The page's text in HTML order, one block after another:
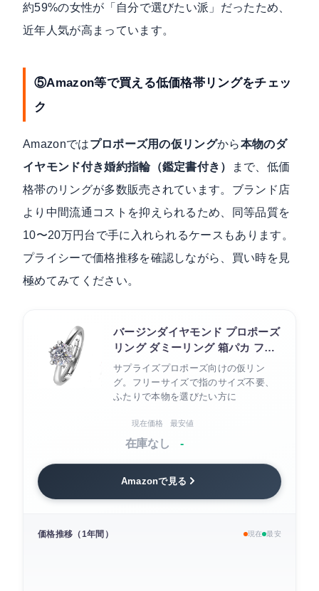
約59%の女性が「自分で選びたい派」だったため、
近年人気が高まっています。
⑤Amazon等で買える低価格帯リングをチェッ
ク
Amazonではプロポーズ用の仮リングから本物のダ
イヤモンド付き婚約指輪（鑑定書付き）
まで、低価
格帯のリングが多数販売されています。ブランド店
より中間流通コストを抑えられるため、同等品質を
10〜20万円台で手に入れられるケースもあります。
プライシーで価格推移を確認しながら、買い時を見
極めてみてください。
バージンダイヤモンド プロポーズ
リング ダミーリング 箱パカ フリ
ーサイズ
サプライズプロポーズ向けの仮リン
グ。フリーサイズで指のサイズ不要、
ふたりで本物を選びたい方に
現在価格
在庫なし
最安値
-
Amazonで見る
価格推移（1年間） 現在 最安